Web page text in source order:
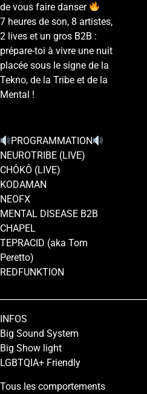
de vous faire danser
7 heures de son, 8 artistes,
2 lives et un gros B2B :
prépare-toi à vivre une nuit
placée sous le signe de la
Tekno, de la Tribe et de la
Mental !
PROGRAMMATION
NEUROTRIBE (LIVE)
CHÔKÔ (LIVE)
KODAMAN
NEOFX
MENTAL DISEASE B2B
CHAPEL
TEPRACID (aka Tom
Peretto)
REDFUNKTION
INFOS
Big Sound System
Big Show light
LGBTQIA+ Friendly
Tous les comportements